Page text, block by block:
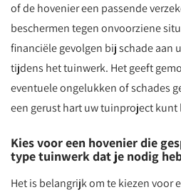
of de hovenier een passende
beschermen tegen onvoorziene
financiële gevolgen bij schade aan
tijdens het tuinwerk. Het geeft
eventuele ongelukken of schades
een gerust hart uw tuinproject kunt
Kies voor een hovenier die
type tuinwerk dat je nodig
Het is belangrijk om te kiezen voor